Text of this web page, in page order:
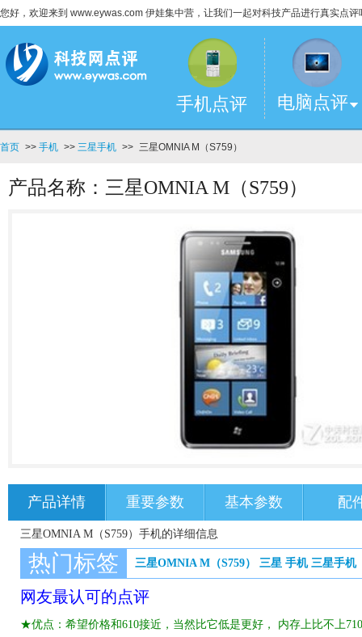
您好，欢迎来到 www.eywas.com 伊娃集中营，让我们一起对科技产品进行真实点评
手机点评 电脑点评
首页 >> 手机 >> 三星手机 >> 三星OMNIA M（S759）
产品名称：三星OMNIA M（S759）
产品详情 重要参数 基本参数 配
三星OMNIA M（S759）手机的详细信息
热门标签 三星OMNIA M（S759） 三星 手机 三星手机
网友最认可的点评
★优点：希望价格和610接近，当然比它低是更好， 内存上比不上